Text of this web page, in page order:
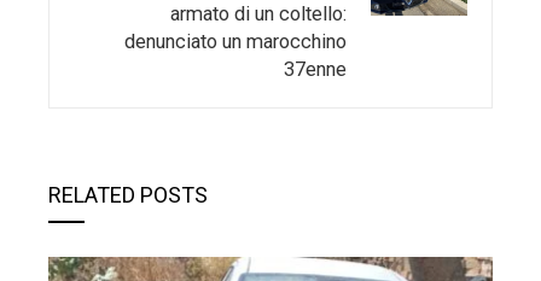
armato di un coltello:
denunciato un marocchino
37enne
RELATED POSTS